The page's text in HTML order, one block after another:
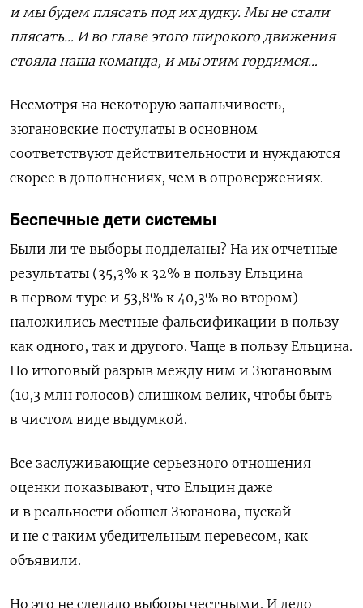
и мы будем плясать под их дудку. Мы не стали
плясать… И во главе этого широкого движения
стояла наша команда, и мы этим гордимся…
Несмотря на некоторую запальчивость,
зюгановские постулаты в основном
соответствуют действительности и нуждаются
скорее в дополнениях, чем в опровержениях.
Беспечные дети системы
Были ли те выборы подделаны? На их отчетные
результаты (35,3% к 32% в пользу Ельцина
в первом туре и 53,8% к 40,3% во втором)
наложились местные фальсификации в пользу
как одного, так и другого. Чаще в пользу Ельцина.
Но итоговый разрыв между ним и Зюгановым
(10,3 млн голосов) слишком велик, чтобы быть
в чистом виде выдумкой.
Все заслуживающие серьезного отношения
оценки показывают, что Ельцин даже
и в реальности обошел Зюганова, пускай
и не с таким убедительным перевесом, как
объявили.
Но это не сделало выборы честными. И дело